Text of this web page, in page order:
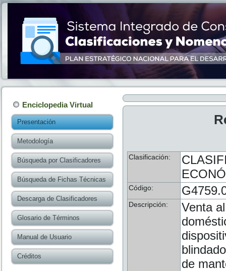
Enciclopedia Virtual
Presentación
Metodología
Búsqueda por Clasificadores
Búsqueda de Fichas Técnicas
Descarga de Clasificadores
Glosario de Términos
Manual de Usuario
Créditos
Clasificación:
Código:
Descripción:
Venta
de